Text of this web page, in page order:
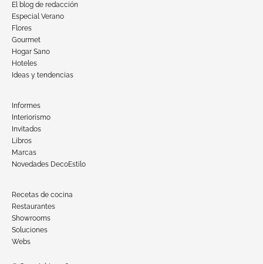
El blog de redacción
Especial Verano
Flores
Gourmet
Hogar Sano
Hoteles
Ideas y tendencias
Informes
Interiorismo
Invitados
Libros
Marcas
Novedades DecoEstilo
Recetas de cocina
Restaurantes
Showrooms
Soluciones
Webs